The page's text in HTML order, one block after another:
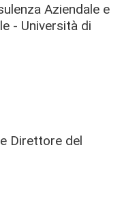
Aziendale e
- Università di
Direttore del